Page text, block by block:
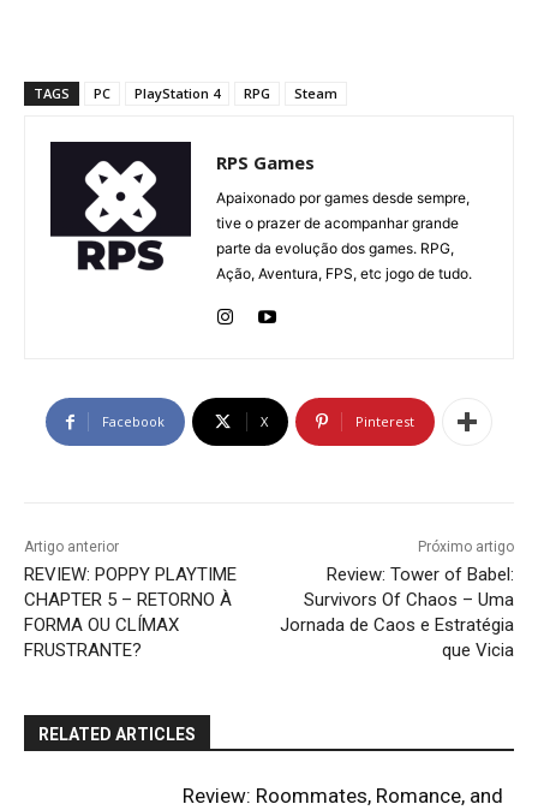
TAGS PC PlayStation 4 RPG Steam
RPS Games
Apaixonado por games desde sempre,
tive o prazer de acompanhar grande
parte da evolução dos games. RPG,
Ação, Aventura, FPS, etc jogo de tudo.
Facebook X Pinterest
Artigo anterior
REVIEW: POPPY PLAYTIME
CHAPTER 5 – RETORNO À
FORMA OU CLÍMAX
FRUSTRANTE?
Próximo artigo
Review: Tower of Babel:
Survivors Of Chaos – Uma
Jornada de Caos e Estratégia
que Vicia
RELATED ARTICLES
Review: Roommates, Romance, and